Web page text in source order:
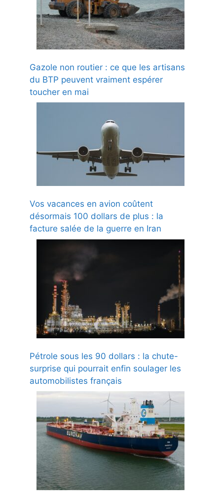
Gazole non routier : ce que les artisans
du BTP peuvent vraiment espérer
toucher en mai
Vos vacances en avion coûtent
désormais 100 dollars de plus : la
facture salée de la guerre en Iran
Pétrole sous les 90 dollars : la chute-
surprise qui pourrait enfin soulager les
automobilistes français